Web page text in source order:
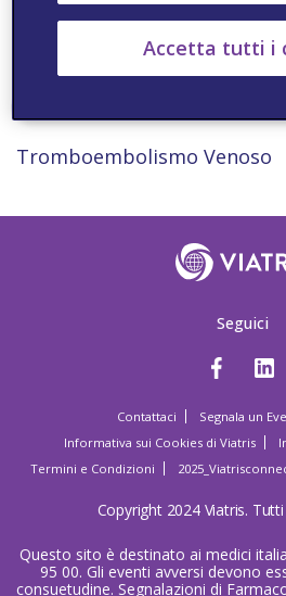
Tromboembolismo Venoso
Seguici
Contattaci
Segnala un
Informativa sui Cookies di Viatris
Termini e Condizioni
Copyright 2024 Viatris.
Questo sito è destinato ai medici
95 00. Gli eventi avversi devono
consuetudine. Segnalazioni di
Accetta tutti i